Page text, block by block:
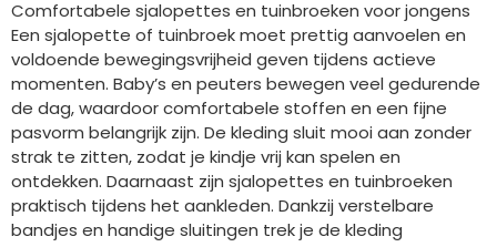
Comfortabele sjalopettes en tuinbroeken voor jongens
Een sjalopette of tuinbroek moet prettig aanvoelen en
voldoende bewegingsvrijheid geven tijdens actieve
momenten. Baby’s en peuters bewegen veel gedurende
de dag, waardoor comfortabele stoffen en een fijne
pasvorm belangrijk zijn. De kleding sluit mooi aan zonder
strak te zitten, zodat je kindje vrij kan spelen en
ontdekken. Daarnaast zijn sjalopettes en tuinbroeken
praktisch tijdens het aankleden. Dankzij verstelbare
bandjes en handige sluitingen trek je de kleding